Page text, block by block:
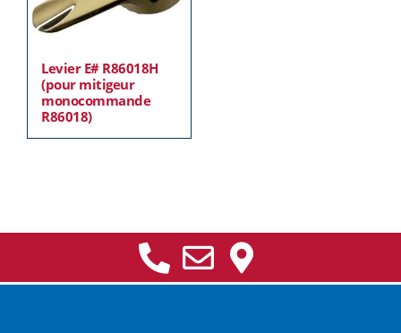
Levier E# R86018H
(pour mitigeur
monocommande
R86018)